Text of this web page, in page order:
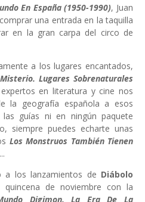
En España (1950-1990), Juan
una entrada en la taquilla
en la gran carpa del circo de
a los lugares encantados,
Lugares Sobrenaturales
en literatura y cine nos
la geografía española a esos
guías ni en ningún paquete
siempre puedes echarte unas
Los Monstruos También Tienen
...
a los lanzamientos de Diábolo
de noviembre con la
Digimon. La Era De La